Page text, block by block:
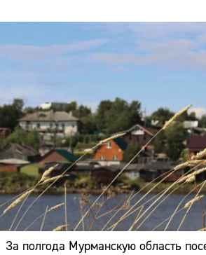
За полгода Мурманскую область